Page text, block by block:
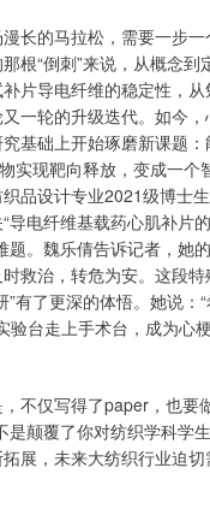
长的马拉松，需要一步
根“倒刺”来说，从概念到
片导电纤维的稳定性，
一轮的升级迭代。如今
基础上开始琢磨新课题
实现靶向释放，变成一个
品设计专业2021级博士
导电纤维基载药心肌补片
题。魏乐倩告诉记者，她
救治，转危为安。这段
”有了更深的体悟。她说：
验台走上手术台，成为心
不仅写得了paper，也要
是颠覆了你对纺织学科学
展，未来大纺织行业迫